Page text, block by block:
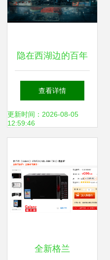
隐在西湖边的百年
老店，卖着岁月不
愿带走的物什
查看详情
更新时间：2026-08-05
12:59:46
全新格兰